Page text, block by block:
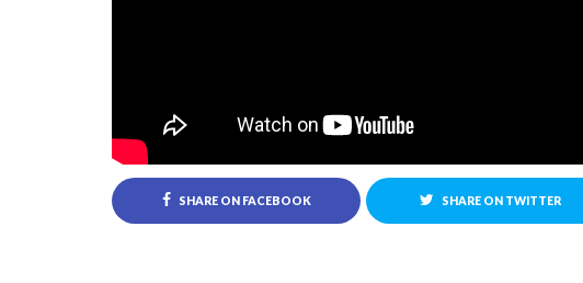
SHARE ON FACEBOOK SHARE ON TWITTER